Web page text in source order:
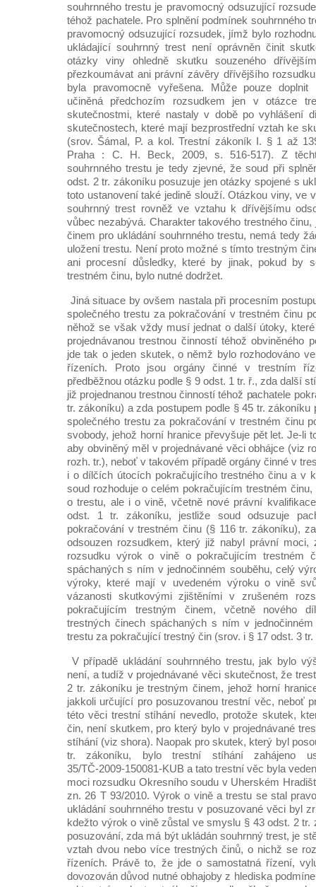
souhrnného trestu je pravomocný odsuzující
téhož pachatele. Pro splnění podmínek souhrnného
pravomocný odsuzující rozsudek, jímž bylo
ukládající souhrnný trest není oprávněn činit
otázky viny ohledně skutku souzeného
přezkoumávat ani právní závěry dřívějšího
byla pravomocně vyřešena. Může pouze doplnit
učiněná předchozím rozsudkem jen v otázce
skutečnostmi, které nastaly v době po vyhlášení
skutečnostech, které mají bezprostřední vztah ke
(srov. Šámal, P. a kol. Trestní zákoník I. § 1 až
Praha : C. H. Beck, 2009, s. 516-517). Z
souhrnného trestu je tedy zjevné, že soud při
odst. 2 tr. zákoníku posuzuje jen otázky spojené s
toto ustanovení také jedině slouží. Otázkou viny, ve
souhrnný trest rovněž ve vztahu k dřívějšímu
vůbec nezabývá. Charakter takového trestného
činem pro ukládání souhrnného trestu, nemá tedy
uložení trestu. Není proto možné s tímto trestným
ani procesní důsledky, které by jinak, pokud by
trestném činu, bylo nutné dodržet.
Jiná situace by ovšem nastala při procesním
společného trestu za pokračování v trestném činu
něhož se však vždy musí jednat o další útoky,
projednávanou trestnou činností téhož obviněného
jde tak o jeden skutek, o němž bylo rozhodováno
řízeních. Proto jsou orgány činné v trestním
předběžnou otázku podle § 9 odst. 1 tr. ř., zda další
již projednanou trestnou činností téhož pachatele
tr. zákoníku) a zda postupem podle § 45 tr. zákoníku
společného trestu za pokračování v trestném činu
svobody, jehož horní hranice převyšuje pět let. Je-li
aby obviněný měl v projednávané věci obhájce (viz
rozh. tr.), neboť v takovém případě orgány činné v
i o dílčích útocích pokračujícího trestného činu a v
soud rozhoduje o celém pokračujícím trestném
o trestu, ale i o vině, včetně nové právní
odst. 1 tr. zákoníku, jestliže soud odsuzuje
pokračování v trestném činu (§ 116 tr. zákoníku),
odsouzen rozsudkem, který již nabyl právní
rozsudku výrok o vině o pokračujícím trestném
spáchaných s ním v jednočinném souběhu, celý
výroky, které mají v uvedeném výroku o vině
vázanosti skutkovými zjištěními v zrušeném
pokračujícím trestným činem, včetně nového
trestných činech spáchaných s ním v
trestu za pokračující trestný čin (srov. i § 17 odst. 3 tr.
V případě ukládání souhrnného trestu, jak bylo
není, a tudíž v projednávané věci skutečnost, že
2 tr. zákoníku je trestným činem, jehož horní
jakkoli určující pro posuzovanou trestní věc, neboť
této věci trestní stíhání nevedlo, protože skutek,
čin, není skutkem, pro který bylo v projednávané
stíhání (viz shora). Naopak pro skutek, který byl
tr. zákoníku, bylo trestní stíhání zahájeno
35/TČ-2009-150081-KUB a tato trestní věc byla
moci rozsudku Okresního soudu v Uherském
zn. 26 T 93/2010. Výrok o vině a trestu se stal
ukládání souhrnného trestu v posuzované věci byl
kdežto výrok o vině zůstal ve smyslu § 43 odst. 2 tr.
posuzování, zda má být ukládán souhrnný trest, je
vztah dvou nebo více trestných činů, o nichž se
řízeních. Právě to, že jde o samostatná řízení,
dovozován důvod nutné obhajoby z hlediska